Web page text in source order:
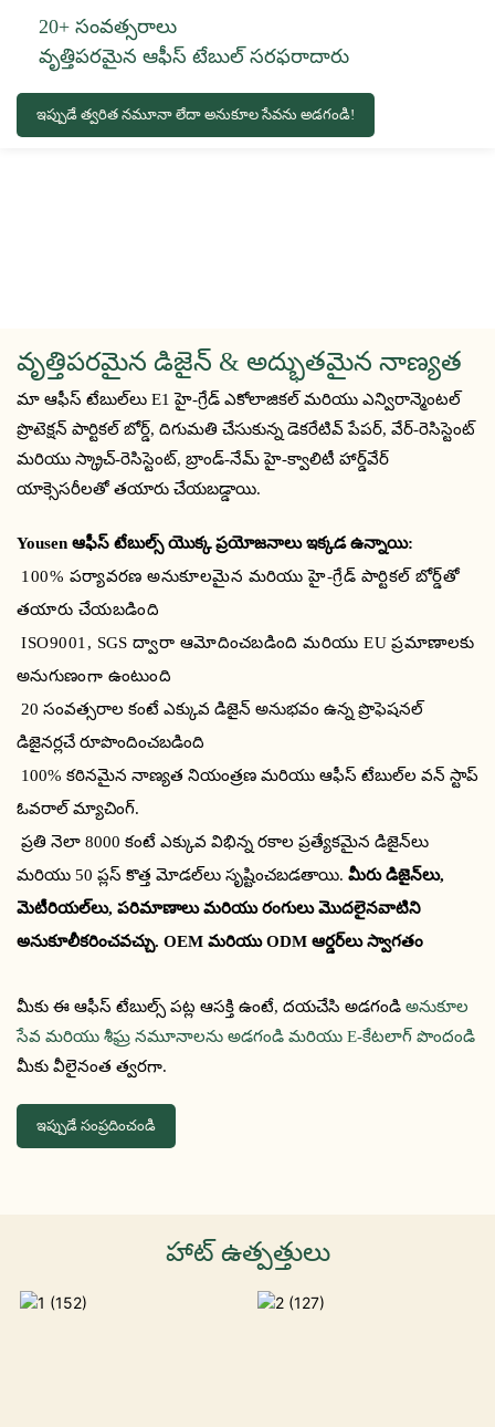
20+ సంవత్సరాలు
వృత్తిపరమైన ఆఫీస్ టేబుల్ సరఫరాదారు
ఇప్పుడే త్వరిత నమూనా లేదా అనుకూల సేవను అడగండి!
వృత్తిపరమైన డిజైన్ & అద్భుతమైన నాణ్యత
మా ఆఫీస్ టేబుల్‌లు E1 హై-గ్రేడ్ ఎకోలాజికల్ మరియు ఎన్విరాన్మెంటల్
ప్రొటెక్షన్ పార్టికల్ బోర్డ్, దిగుమతి చేసుకున్న డెకరేటివ్ పేపర్, వేర్-రెసిస్టెంట్
మరియు స్క్రాచ్-రెసిస్టెంట్, బ్రాండ్-నేమ్ హై-క్వాలిటీ హార్డ్‌వేర్
యాక్సెసరీలతో తయారు చేయబడ్డాయి.
Yousen ఆఫీస్ టేబుల్స్ యొక్క ప్రయోజనాలు ఇక్కడ ఉన్నాయి:
100% పర్యావరణ అనుకూలమైన మరియు హై-గ్రేడ్ పార్టికల్ బోర్డ్‌తో
తయారు చేయబడింది
ISO9001, SGS ద్వారా ఆమోదించబడింది మరియు EU ప్రమాణాలకు
అనుగుణంగా ఉంటుంది
20 సంవత్సరాల కంటే ఎక్కువ డిజైన్ అనుభవం ఉన్న ప్రొఫెషనల్
డిజైనర్లచే రూపొందించబడింది
100% కఠినమైన నాణ్యత నియంత్రణ మరియు ఆఫీస్ టేబుల్‌ల వన్ స్టాప్
ఓవరాల్ మ్యాచింగ్.
ప్రతి నెలా 8000 కంటే ఎక్కువ విభిన్న రకాల ప్రత్యేకమైన డిజైన్‌లు
మరియు 50 ప్లస్ కొత్త మోడల్‌లు సృష్టించబడతాయి. మీరు డిజైన్‌లు,
మెటీరియల్‌లు, పరిమాణాలు మరియు రంగులు మొదలైనవాటిని
అనుకూలీకరించవచ్చు. OEM మరియు ODM ఆర్డర్‌లు స్వాగతం
మీకు ఈ ఆఫీస్ టేబుల్స్ పట్ల ఆసక్తి ఉంటే, దయచేసి అడగండి అనుకూల
సేవ మరియు శీఘ్ర నమూనాలను అడగండి మరియు E-కేటలాగ్ పొందండి
మీకు వీలైనంత త్వరగా.
ఇప్పుడే సంప్రదించండి
హాట్ ఉత్పత్తులు